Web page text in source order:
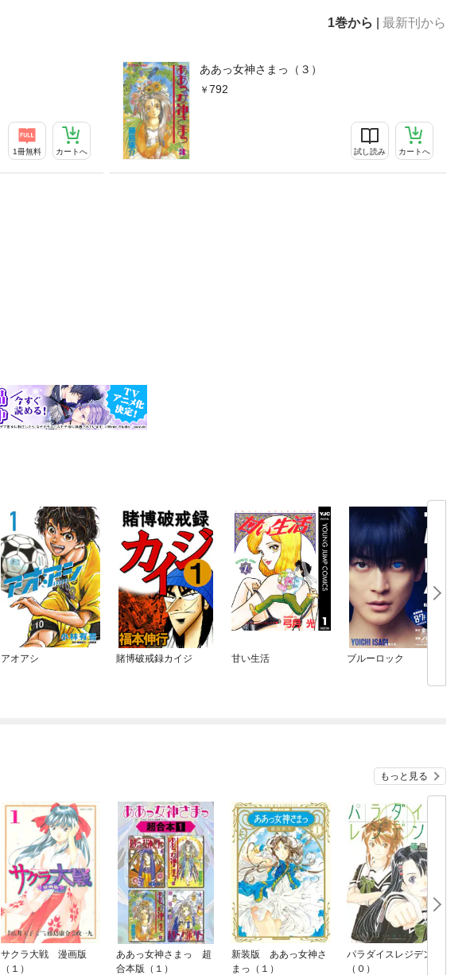
1巻から 最新刊から
1冊無料 カートへ
ああっ女神さまっ（３）
792
試し読み カートへ
アオアシ 賭博破戒録カイジ 甘い生活 ブルーロック
もっと見る
サクラ大戦 漫画版
（１）
ああっ女神さまっ 超
合本版（１）
新装版 ああっ女神さ
まっ（１）
パラダイスレジデンス
（０）